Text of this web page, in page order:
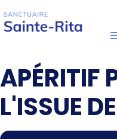
APÉRITIF
L'ISSUE